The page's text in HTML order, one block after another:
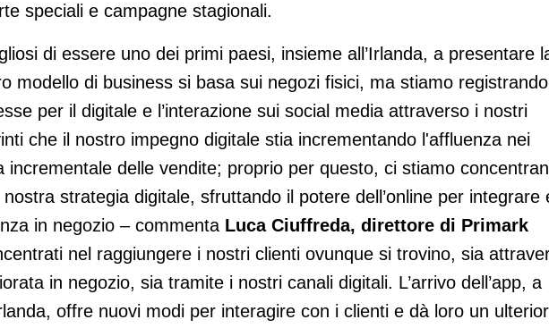
speciali e campagne stagionali.
di essere uno dei primi paesi, insieme all’Irlanda, a presentare
modello di business si basa sui negozi fisici, ma stiamo registrando
per il digitale e l’interazione sui social media attraverso i nostri
che il nostro impegno digitale stia incrementando l'affluenza nei
incrementale delle vendite; proprio per questo, ci stiamo
strategia digitale, sfruttando il potere dell’online per integrare
in negozio – commenta Luca Ciuffreda, direttore di Primark
nel raggiungere i nostri clienti ovunque si trovino, sia
in negozio, sia tramite i nostri canali digitali. L’arrivo dell’app, a
offre nuovi modi per interagire con i clienti e dà loro un